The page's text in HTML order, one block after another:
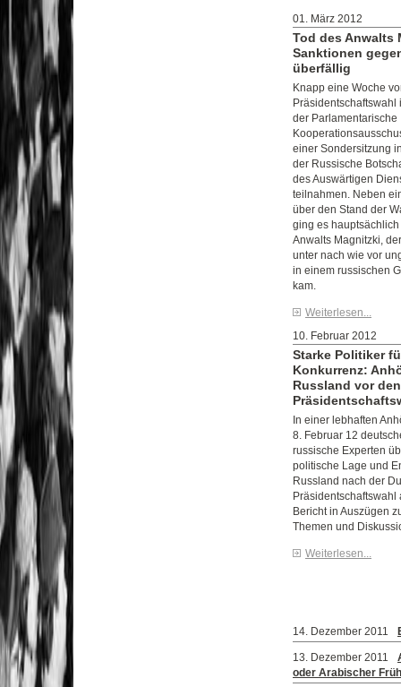
01. März 2012
Tod des Anwalts
Sanktionen
überfällig
Knapp eine Woche
der Parlamentarische
einer Sondersitzung
der Russische
des Auswärtigen
teilnahmen. Neben
über den Stand der
ging es
Anwalts Magnitzki,
unter nach wie vor
in einem russischen
kam.
Weiterlesen...
10. Februar 2012
Starke Politiker
Konkurrenz:
Russland vor den
In einer lebhaften
8. Februar 12
russische Experten
politische Lage und
Russland nach der
Präsidentschaftswahl
Bericht in Auszügen
Themen und
Weiterlesen...
14. Dezember 2011
13. Dezember 2011
oder Arabischer